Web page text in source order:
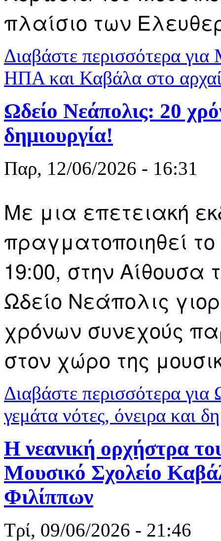
πλαίσιο των
Διαβάστε περισσότερα για
ΗΠΑ και Καβάλα στο
Ωδείο Νεάπολις: 20
δημιουργία!
Παρ, 12/06/2026 - 16:31
Με μια επετειακή
πραγματοποιηθεί το
19:00, στην
Ωδείο Νεάπολις
χρόνων συνεχούς
στον χώρο της
Διαβάστε περισσότερα για
γεμάτα νότες, όνειρα και
Η νεανική ορχήστρα
Μουσικό Σχολείο
Φιλίππων
Τρί, 09/06/2026 - 21:46